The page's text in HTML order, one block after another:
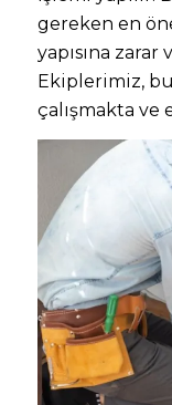
gereken en
yapısına
Ekiplerimiz,
çalışmakta ve